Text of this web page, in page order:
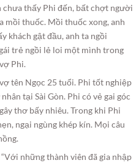
chưa thấy Phi đến, bất chợt người
mồi thuốc. Mồi thuốc xong, anh
khách gật đầu, anh ta ngồi
trẻ ngồi lẻ loi một mình trong
Phi.
tên Ngọc 25 tuổi. Phi tốt nghiệp
tại Sài Gòn. Phi có vẻ gai góc
thơ bấy nhiêu. Trong khi Phi
ngại ngùng khép kín. Mọi câu
những thành viên đã gia nhập